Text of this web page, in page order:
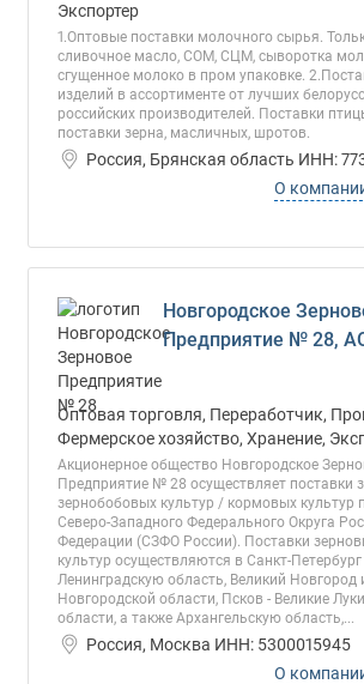
Экспортер
1.Оптовые поставки молочного сырья.
сливочное масло, СОМ, СЦМ, сыворотка
сгущенное молоко в пром упаковке.
изделий в ассортименте от лучших
российских производителей. Поставки
поставки зерна, масличных, шротов.
Россия, Брянская область ИНН:
О
Новгородское
Предприятие № 28,
Оптовая торговля, Переработчик,
Фермерское хозяйство, Хранение,
Акционерное общество Новгородское
Предприятие № 28 осуществляет поставки
зернобобовых культур / кормовых культур
Северо-Западного Федерального Округа
Федерации (СЗФО России). Поставки
культур осуществляются в Санкт-Петербург
Ленинградскую область, Великий Новгород
Новгородской области, Псков - Великие
области, а также Архангельскую область,...
Россия, Москва ИНН: 5300015945
О